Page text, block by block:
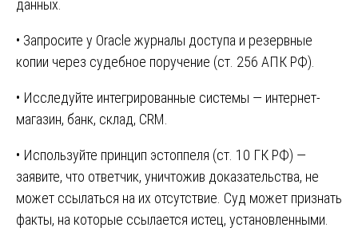
данных.
• Запросите у Oracle журналы доступа и резервные
копии через судебное поручение (ст. 256 АПК РФ).
• Исследуйте интегрированные системы — интернет-
магазин, банк, склад, CRM.
• Используйте принцип эстоппеля (ст. 10 ГК РФ) —
заявите, что ответчик, уничтожив доказательства, не
может ссылаться на их отсутствие. Суд может признать
факты, на которые ссылается истец, установленными.